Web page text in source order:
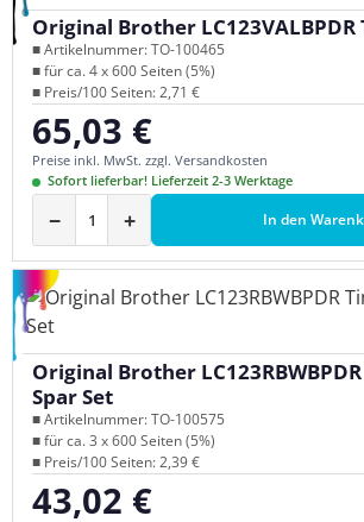
Original Brother LC123VALBPDR
■ Artikelnummer: TO-100465
■ für ca. 4 x 600 Seiten (5%)
■ Preis/100 Seiten: 2,71 €
Regulärer Preis:
65,03 €
Preise inkl. MwSt. zzgl. Versandkosten
Sofort lieferbar! Lieferzeit 2-3 Werktage
− + In den
Original Brother
Spar Set
■ Artikelnummer: TO-100575
■ für ca. 3 x 600 Seiten (5%)
■ Preis/100 Seiten: 2,39 €
Regulärer Preis:
43,02 €